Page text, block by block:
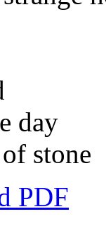
day
stone
PDF